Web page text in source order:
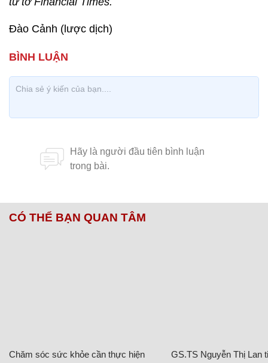
Đào Cảnh (lược dịch)
CÓ THỂ BẠN QUAN TÂM
Chăm sóc sức khỏe cần thực hiện
GS.TS Nguyễn Thị Lan